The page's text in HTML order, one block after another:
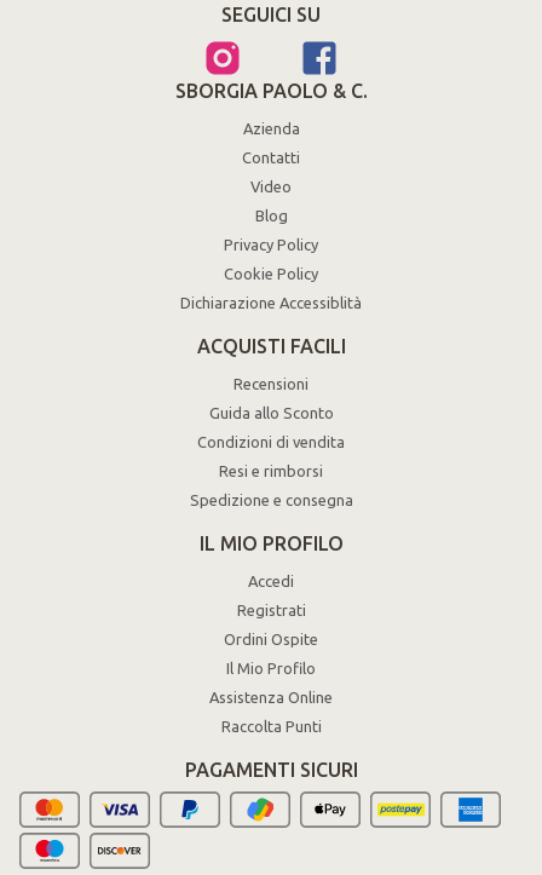
SEGUICI SU
SBORGIA PAOLO & C.
Azienda
Contatti
Video
Blog
Privacy Policy
Cookie Policy
Dichiarazione Accessiblità
ACQUISTI FACILI
Recensioni
Guida allo Sconto
Condizioni di vendita
Resi e rimborsi
Spedizione e consegna
IL MIO PROFILO
Accedi
Registrati
Ordini Ospite
Il Mio Profilo
Assistenza Online
Raccolta Punti
PAGAMENTI SICURI